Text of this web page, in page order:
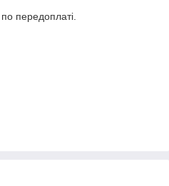
передоплаті.